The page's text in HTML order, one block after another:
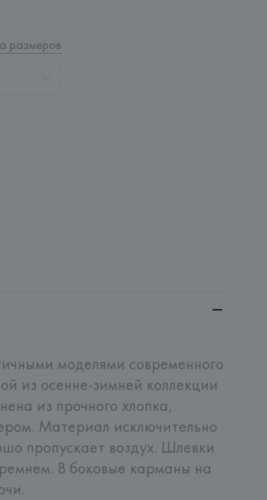
размеров
моделями современного
из осенне-зимней коллекции
из прочного хлопка,
Материал исключительно
пропускает воздух. Шлевки
В боковые карманы на